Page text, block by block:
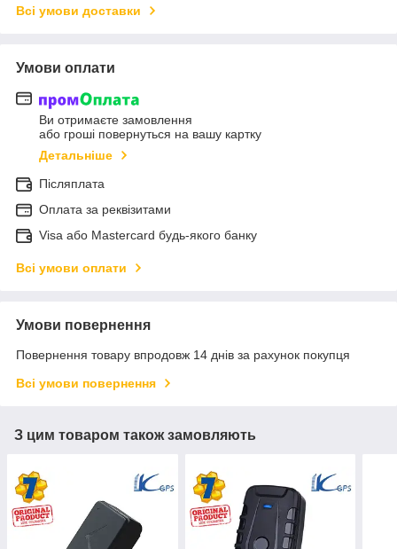
Всі умови доставки
Умови оплати
Ви отримаєте замовлення
або гроші повернуться на вашу картку
Детальніше
Післяплата
Оплата за реквізитами
Visa або Mastercard будь-якого банку
Всі умови оплати
Умови повернення
Повернення товару впродовж 14 днів за рахунок покупця
Всі умови повернення
З цим товаром також замовляють